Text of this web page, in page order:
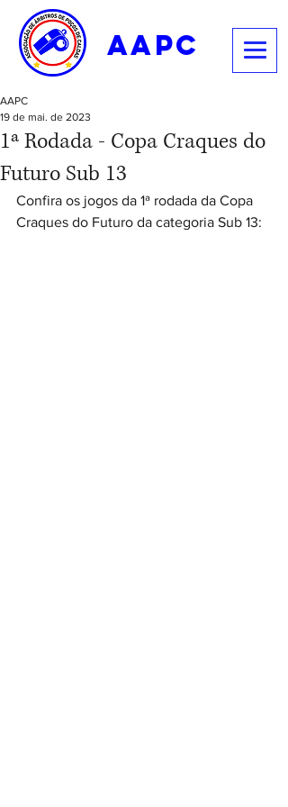
aapc
1ª Rodada - Copa Craques do
Futuro Sub 13
AAPC
19 de mai. de 2023
Confira os jogos da 1ª rodada da Copa
Craques do Futuro da categoria Sub 13: